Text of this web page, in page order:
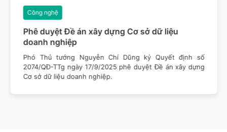
Phê duyệt Đề án xây dựng Cơ sở dữ liệu
doanh nghiệp
Công nghệ
Phó Thủ tướng Nguyễn Chí Dũng ký Quyết định số
2074/QĐ-TTg ngày 17/9/2025 phê duyệt Đề án xây dựng
Cơ sở dữ liệu doanh nghiệp.